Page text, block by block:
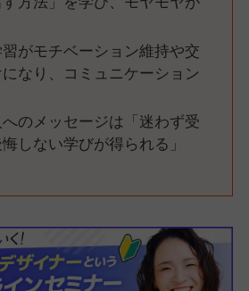
がモチベーション維持や交
なり、コミュニケーション
のメッセージは「迷わず受
しない学びが得られる」